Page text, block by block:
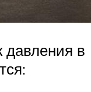
давления в